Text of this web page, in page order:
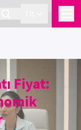
Fiyat: